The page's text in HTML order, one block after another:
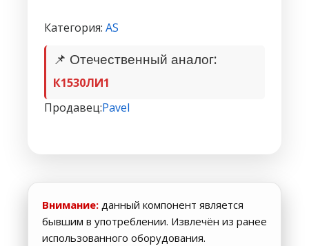
Категория: AS
📌 Отечественный аналог:
К1530ЛИ1
Продавец:Pavel
Внимание: данный компонент является
бывшим в употреблении. Извлечён из ранее
использованного оборудования.